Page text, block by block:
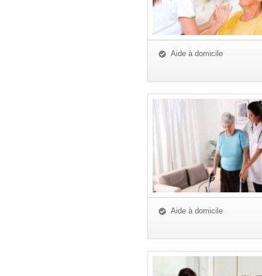
Aide à domicile
Aide à domicile